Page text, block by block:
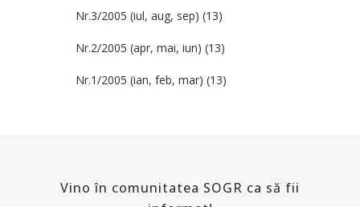
Nr.3/2005 (iul, aug, sep) (13)
Nr.2/2005 (apr, mai, iun) (13)
Nr.1/2005 (ian, feb, mar) (13)
Vino în comunitatea SOGR ca să fii